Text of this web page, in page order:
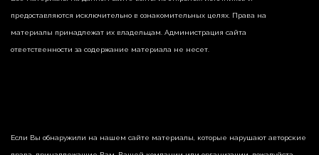
предоставляются исключительно в ознакомительных целях. Права на
материалы принадлежат их владельцам. Администрация сайта
ответственности за содержание материала не несет.
Если Вы обнаружили на нашем сайте материалы, которые нарушают авторские